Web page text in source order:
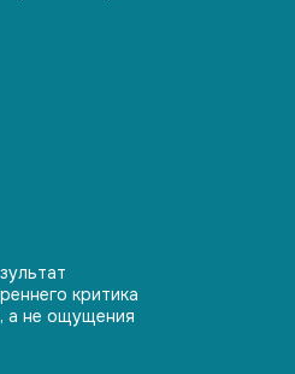
критика
а не ощущения